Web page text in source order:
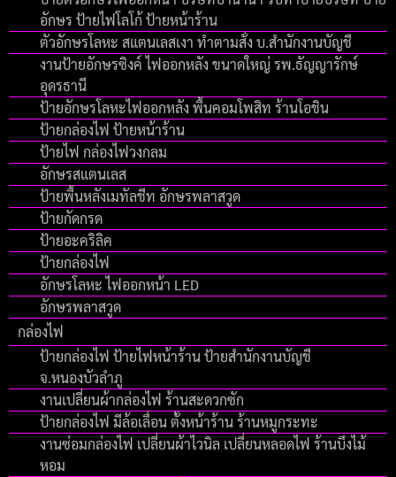
อักษร ป้ายไฟโลโก้ ป้ายหน้าร้าน
ตัวอักษรโลหะ สแตนเลสเงา ทำตามสั่ง บ.สำนักงานบัญชี
งานป้ายอักษรซิงค์ ไฟออกหลัง ขนาดใหญ่ รพ.ธัญญารักษ์
อุดรธานี
ป้ายอักษรโลหะไฟออกหลัง พื้นคอมโพสิท ร้านโอชิน
ป้ายกล่องไฟ ป้ายหน้าร้าน
ป้ายไฟ กล่องไฟวงกลม
อักษรสแตนเลส
ป้ายพื้นหลังเมทัลชีท อักษรพลาสวูด
ป้ายกัดกรด
ป้ายอะคริลิค
ป้ายกล่องไฟ
อักษรโลหะ ไฟออกหน้า LED
อักษรพลาสวูด
กล่องไฟ
ป้ายกล่องไฟ ป้ายไฟหน้าร้าน ป้ายสำนักงานบัญชี
จ.หนองบัวลำภู
งานเปลี่ยนผ้ากล่องไฟ ร้านสะดวกซัก
ป้ายกล่องไฟ มีล้อเลื่อน ตั้งหน้าร้าน ร้านหมูกระทะ
งานซ่อมกล่องไฟ เปลี่ยนผ้าไวนิล เปลี่ยนหลอดไฟ ร้านบึงไม้
หอม